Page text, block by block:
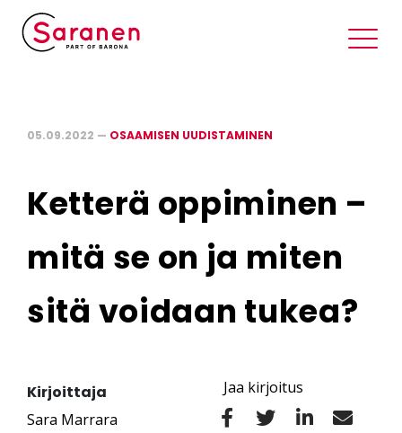
05.09.2022 — OSAAMISEN UUDISTAMINEN
Ketterä oppiminen –
mitä se on ja miten
sitä voidaan tukea?
Kirjoittaja
Sara Marrara
Jaa kirjoitus